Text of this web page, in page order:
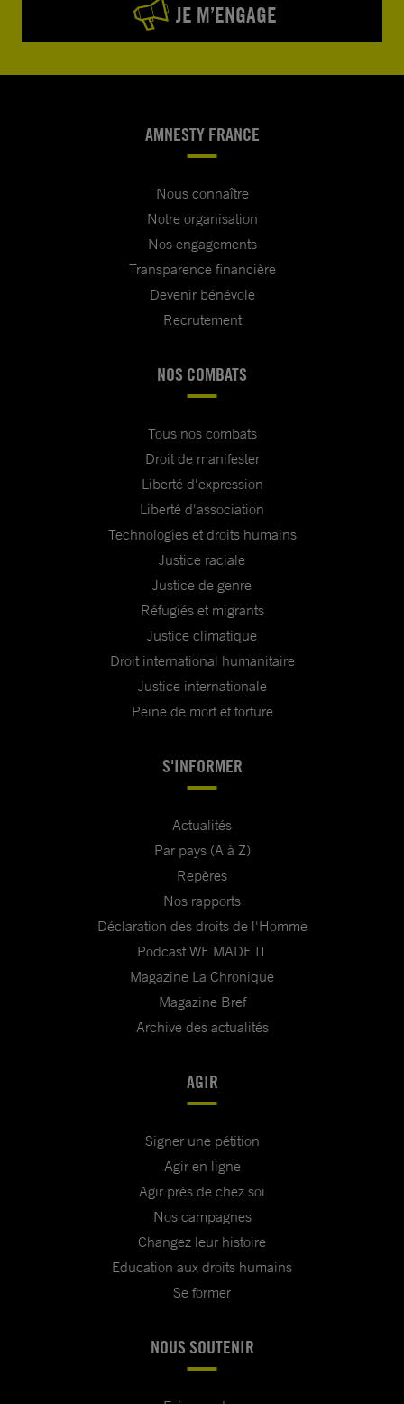
JE M’ENGAGE
AMNESTY FRANCE
Nous connaître
Notre organisation
Nos engagements
Transparence financière
Devenir bénévole
Recrutement
NOS COMBATS
Tous nos combats
Droit de manifester
Liberté d'expression
Liberté d'association
Technologies et droits humains
Justice raciale
Justice de genre
Réfugiés et migrants
Justice climatique
Droit international humanitaire
Justice internationale
Peine de mort et torture
S'INFORMER
Actualités
Par pays (A à Z)
Repères
Nos rapports
Déclaration des droits de l'Homme
Podcast WE MADE IT
Magazine La Chronique
Magazine Bref
Archive des actualités
AGIR
Signer une pétition
Agir en ligne
Agir près de chez soi
Nos campagnes
Changez leur histoire
Education aux droits humains
Se former
NOUS SOUTENIR